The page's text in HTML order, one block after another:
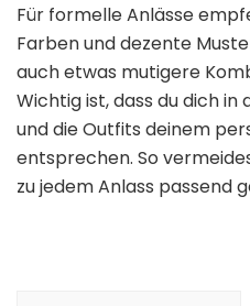
Für formelle Anlässe
Farben und dezente
auch etwas mutigere
Wichtig ist, dass du dich in
und die Outfits deinem
entsprechen. So
zu jedem Anlass passend